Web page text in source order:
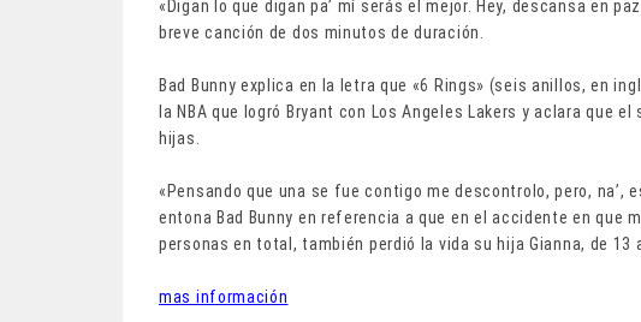
«Digan lo que digan pa’ mí serás el mejor. Hey, descansa en
breve canción de dos minutos de duración.
Bad Bunny explica en la letra que «6 Rings» (seis anillos, en
la NBA que logró Bryant con Los Angeles Lakers y aclara que
hijas.
«Pensando que una se fue contigo me descontrolo, pero, na’,
entona Bad Bunny en referencia a que en el accidente en que
personas en total, también perdió la vida su hija Gianna, de 13
mas información